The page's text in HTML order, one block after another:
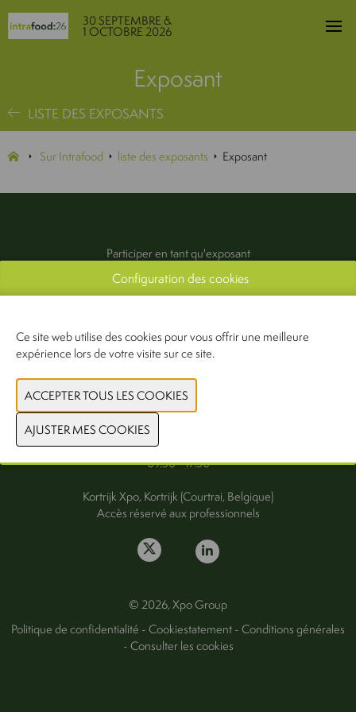
30 SEPTEMBRE &
1 OCTOBRE 2026
Exposant
LISTE DES EXPOSANTS
Sur Intrafood liste des exposants Exposant
Participer en tant qu'exposant
Exposants
Presse & média
FAQ
Mercredi 30 septembre
Jeudi 1er octobre 2026
09.30 - 17.30
Kortrijk Xpo, Kortrijk (Courtrai, Belgique)
Accès réservé aux professionnels
© 2026, Xpo Group
Politique de confidentialité -Cookiestatement-Conditions générales
-Consulter les cookies
Configuration des cookies
Ce site web utilise des cookies pour vous offrir une meilleure
expérience lors de votre visite sur ce site.